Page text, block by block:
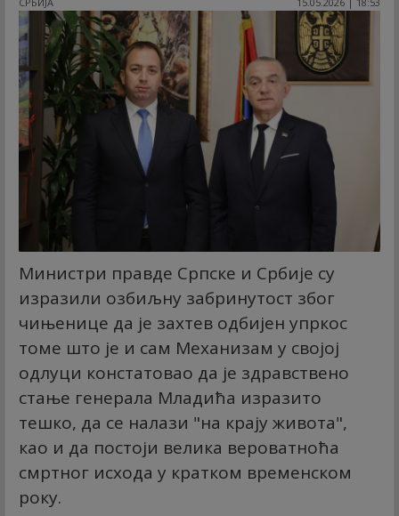
Министри правде Српске и Србије су
изразили озбиљну забринутост због
чињенице да је захтев одбијен упркос
томе што је и сам Механизам у својој
одлуци констатовао да је здравствено
стање генерала Младића изразито
тешко, да се налази "на крају живота",
као и да постоји велика вероватноћа
смртног исхода у кратком временском
року.